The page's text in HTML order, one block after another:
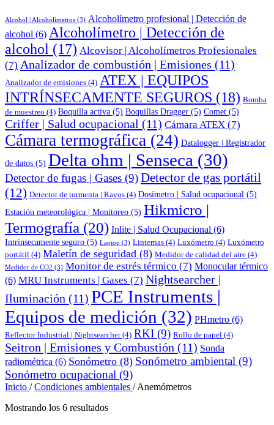
Alcohol | Alcoholímetros (3) Alcoholímetro profesional | Detección de
alcohol (6) Alcoholímetro | Detección de
alcohol (17) Alcovisor | Alcoholímetros Profesionales
(7) Analizador de combustión | Emisiones (11)
Analizador de emisiones (4) ATEX | EQUIPOS
INTRÍNSECAMENTE SEGUROS (18) Bomba
de muestreo (4) Boquilla activa (5) Boquillas Dragger (5) Comet (5)
Criffer | Salud ocupacional (11) Cámara ATEX (7)
Cámara termográfica (24) Datalogger | Registrador
de datos (5) Delta ohm | Senseca (30)
Detector de fugas | Gases (9)Detector de gas portátil
(12) Detector de tormenta | Rayos (4) Dosímetro | Salud ocupacional (5)
Estación meteorológica | Monitoreo (5) Hikmicro |
Termografía (20) Inlite | Salud Ocupacional (6)
Intrínsecamente seguro (5) Laptop (3) Linternas (4) Luxómetro (4) Luxómetro
portátil (4) Maletín de seguridad (8) Medidor de calidad del aire (4)
Medidor de CO2 (3) Monitor de estrés térmico (7) Monocular térmico
(6) MRU Instruments | Gases (7) Nightsearcher |
Iluminación (11) PCE Instruments |
Equipos de medición (32) PHmetro (6)
Reflector Industrial | Nightsearcher(4) RKI (9) Rollo de papel (4)
Seitron | Emisiones y Combustión (11) Sonda
radiométrica (6) Sonómetro (8) Sonómetro ambiental (9)
Sonómetro ocupacional (9)
Inicio / Condiciones ambientales / Anemómetros
Mostrando los 6 resultadosOrdenado